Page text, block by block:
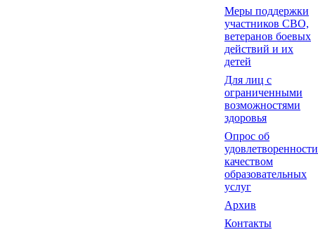
Меры поддержки
участников СВО,
ветеранов боевых
действий и их
детей
Для лиц с
ограниченными
возможностями
здоровья
Опрос об
удовлетворенности
качеством
образовательных
услуг
Архив
Контакты